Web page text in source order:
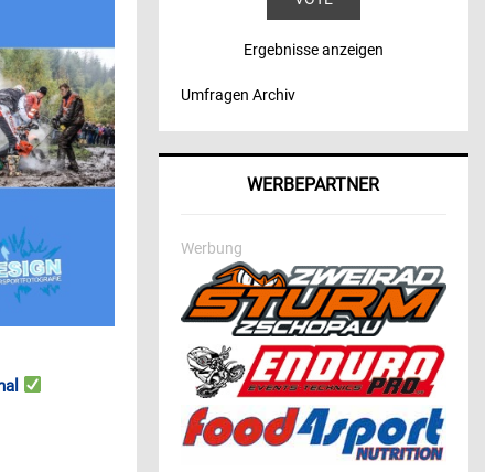
Ergebnisse anzeigen
Umfragen Archiv
WERBEPARTNER
Werbung